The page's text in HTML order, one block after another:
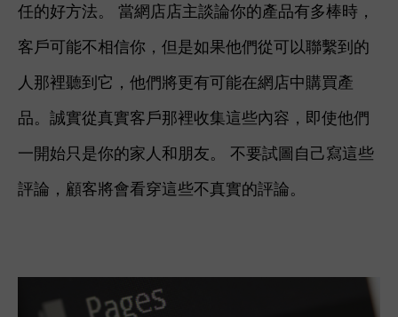
任的好方法。 當網店店主談論你的產品有多棒時，
客戶可能不相信你，但是如果他們從可以聯繫到的
人那裡聽到它，他們將更有可能在網店中購買產
品。 誠實從真實客戶那裡收集這些內容，即使他們
一開始只是你的家人和朋友。 不要試圖自己寫這些
評論，顧客將會看穿這些不真實的評論。